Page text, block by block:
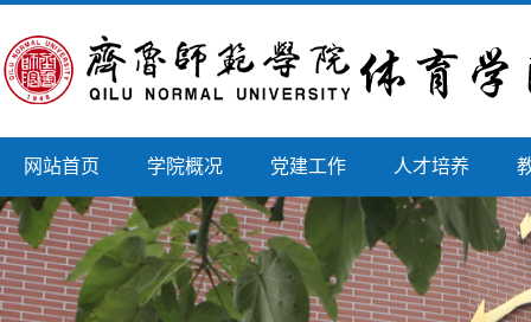
网站首页 学院概况 党建工作 人才培养